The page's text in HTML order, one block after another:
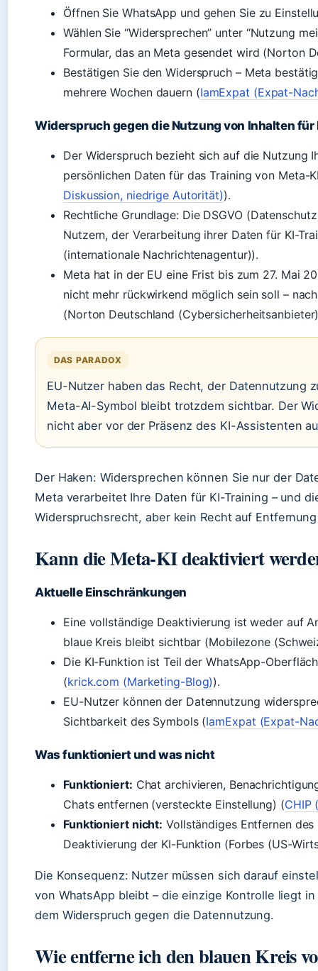
Öffnen Sie WhatsApp und gehen Sie zu
Wählen Sie “Widersprechen” unter “Nutzung
Formular, das an Meta gesendet wird (Norton
Bestätigen Sie den Widerspruch – Meta
mehrere Wochen dauern (IamExpat (Expat-
Widerspruch gegen die Nutzung von Inhalten für
Der Widerspruch bezieht sich auf die Nutzung
persönlichen Daten für das Training von Meta-
Diskussion, niedrige Autorität)).
Rechtliche Grundlage: Die DSGVO
Nutzern, der Verarbeitung ihrer Daten für KI-
(internationale Nachrichtenagentur)).
Meta hat in der EU eine Frist bis zum 27. Mai
nicht mehr rückwirkend möglich sein soll –
(Norton Deutschland
DAS PARADOX
EU-Nutzer haben das Recht, der Datennutzung
Meta-AI-Symbol bleibt trotzdem sichtbar. Der
nicht aber vor der Präsenz des KI-Assistenten
Der Haken: Widersprechen können Sie nur der
Meta verarbeitet Ihre Daten für KI-Training – und
Widerspruchsrecht, aber kein Recht auf
Kann die Meta-KI deaktiviert
Aktuelle Einschränkungen
Eine vollständige Deaktivierung ist weder auf
blaue Kreis bleibt sichtbar (Mobilezone
Die KI-Funktion ist Teil der WhatsApp-
(krick.com (Marketing-Blog)).
EU-Nutzer können der Datennutzung
Sichtbarkeit des Symbols (IamExpat (Expat-
Was funktioniert und was nicht
Funktioniert: Chat archivieren,
Chats entfernen (versteckte Einstellung) (CHIP
Funktioniert nicht: Vollständiges Entfernen
Deaktivierung der KI-Funktion (Forbes (US-
Die Konsequenz: Nutzer müssen sich darauf
von WhatsApp bleibt – die einzige Kontrolle liegt
dem Widerspruch gegen die Datennutzung.
Wie entferne ich den blauen Kreis